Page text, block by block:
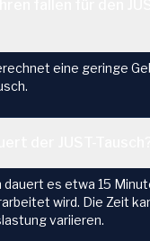
eine geringe
es etwa 15
wird. Die Zeit
variieren.